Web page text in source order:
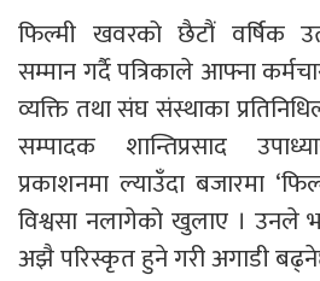
फिल्मी खवरको छैटौं वर्षिक
सम्मान गर्दै पत्रिकाले आफ्ना
व्यक्ति तथा संघ संस्थाका
सम्पादक शान्तिप्रसाद
प्रकाशनमा ल्याउँदा बजारमा
विश्वसा नलागेको खुलाए । उनले
अझै परिस्कृत हुने गरी अगाडी